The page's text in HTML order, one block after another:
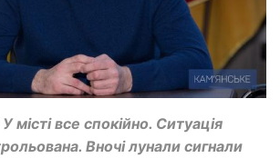
місті все спокійно. Ситуація
Вночі лунали сигнали